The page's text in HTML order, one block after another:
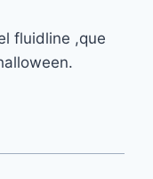
fluidline ,que